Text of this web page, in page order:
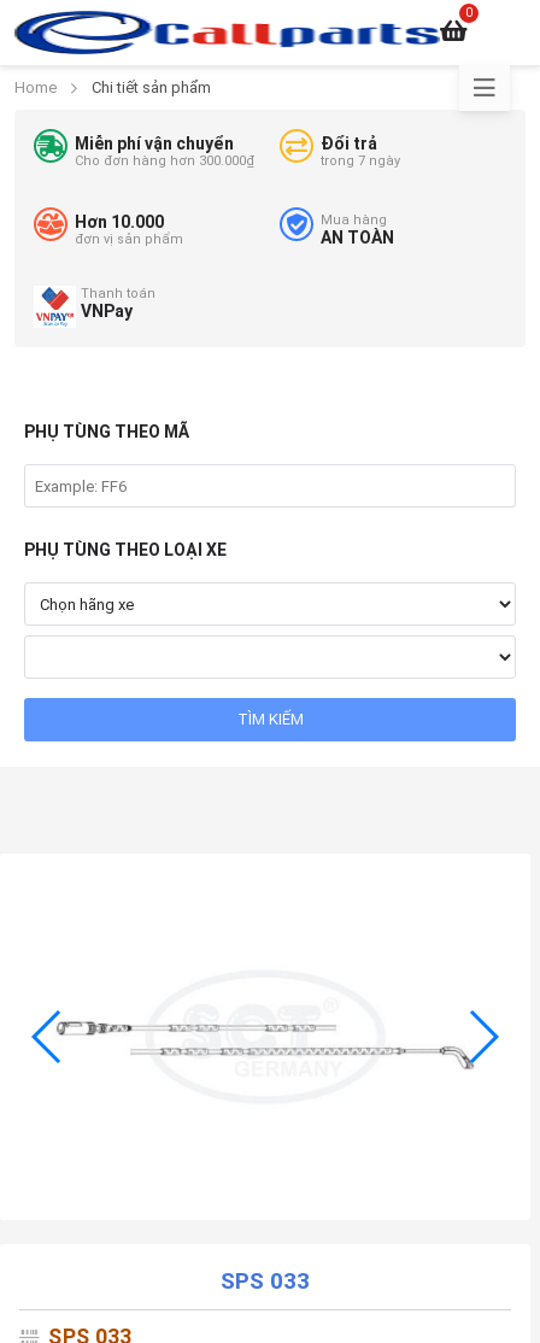
0
Home Chi tiết sản phẩm
Miễn phí vận chuyển
Cho đơn hàng hơn 300.000₫
Đổi trả
trong 7 ngày
Hơn 10.000
đơn vị sản phẩm
Mua hàng
AN TOÀN
Thanh toán
VNPay
PHỤ TÙNG THEO MÃ
PHỤ TÙNG THEO LOẠI XE
SPS 033
SPS 033